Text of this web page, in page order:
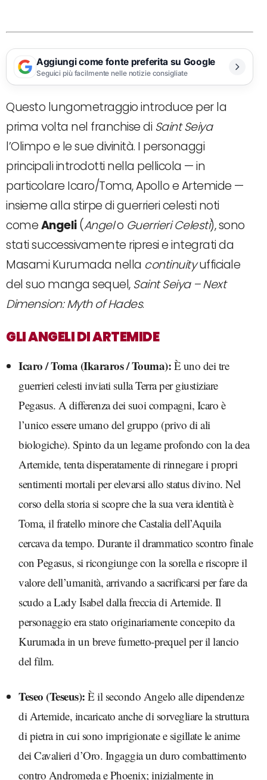
Aggiungi come fonte preferita su Google
Seguici più facilmente nelle notizie consigliate
Questo lungometraggio introduce per la
prima volta nel franchise di Saint Seiya
l’Olimpo e le sue divinità. I personaggi
principali introdotti nella pellicola — in
particolare Icaro/Toma, Apollo e Artemide —
insieme alla stirpe di guerrieri celesti noti
comeAngeli(Angelo Guerrieri Celesti), sono
stati successivamente ripresi e integrati da
Masami Kurumada nella continuityufficiale
del suo manga sequel, Saint Seiya – Next
Dimension: Myth of Hades.
GLI ANGELI DI ARTEMIDE
Icaro / Toma (Ikararos / Touma): È uno dei tre
guerrieri celesti inviati sulla Terra per giustiziare
Pegasus. A differenza dei suoi compagni, Icaro è
l’unico essere umano del gruppo (privo di ali
biologiche). Spinto da un legame profondo con la dea
Artemide, tenta disperatamente di rinnegare i propri
sentimenti mortali per elevarsi allo status divino. Nel
corso della storia si scopre che la sua vera identità è
Toma, il fratello minore che Castalia dell’Aquila
cercava da tempo. Durante il drammatico scontro finale
con Pegasus, si ricongiunge con la sorella e riscopre il
valore dell’umanità, arrivando a sacrificarsi per fare da
scudo a Lady Isabel dalla freccia di Artemide. Il
personaggio era stato originariamente concepito da
Kurumada in un breve fumetto-prequel per il lancio
del film.
Teseo (Teseus): È il secondo Angelo alle dipendenze
di Artemide, incaricato anche di sorvegliare la struttura
di pietra in cui sono imprigionate e sigillate le anime
dei Cavalieri d’Oro. Ingaggia un duro combattimento
contro Andromeda e Phoenix; inizialmente in